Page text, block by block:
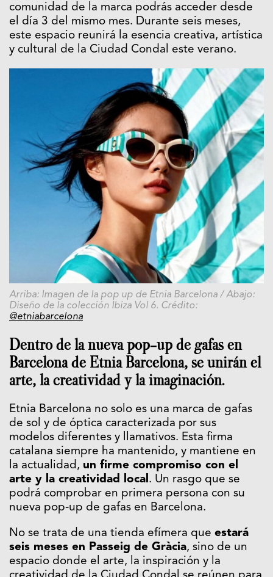
comunidad de la marca podrás acceder desde
el día 3 del mismo mes. Durante seis meses,
este espacio reunirá la esencia creativa, artística
y cultural de la Ciudad Condal este verano.
Arriba: Imagen de la pop up de Etnia Barcelona / Abajo:
Diseño de la colección Ibiza Vol 6. Crédito:
@etniabarcelona
Dentro de la nueva pop-up de gafas en
Barcelona de Etnia Barcelona, se unirán el
arte, la creatividad y la imaginación.
Etnia Barcelona no solo es una marca de gafas
de sol y de óptica caracterizada por sus
modelos diferentes y llamativos. Esta firma
catalana siempre ha mantenido, y mantiene en
la actualidad, un firme compromiso con el
arte y la creatividad local . Un rasgo que se
podrá comprobar en primera persona con su
nueva pop-up de gafas en Barcelona.
No se trata de una tienda efímera que estará
seis meses en Passeig de Gràcia, sino de un
espacio donde el arte, la inspiración y la